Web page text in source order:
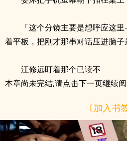
「这个分镜主要是想呼应这
着平板，把刚才那串对话压进脑子
江修远盯着那个已读不
本章尚未完结,请点击下一页继续
〔加入书